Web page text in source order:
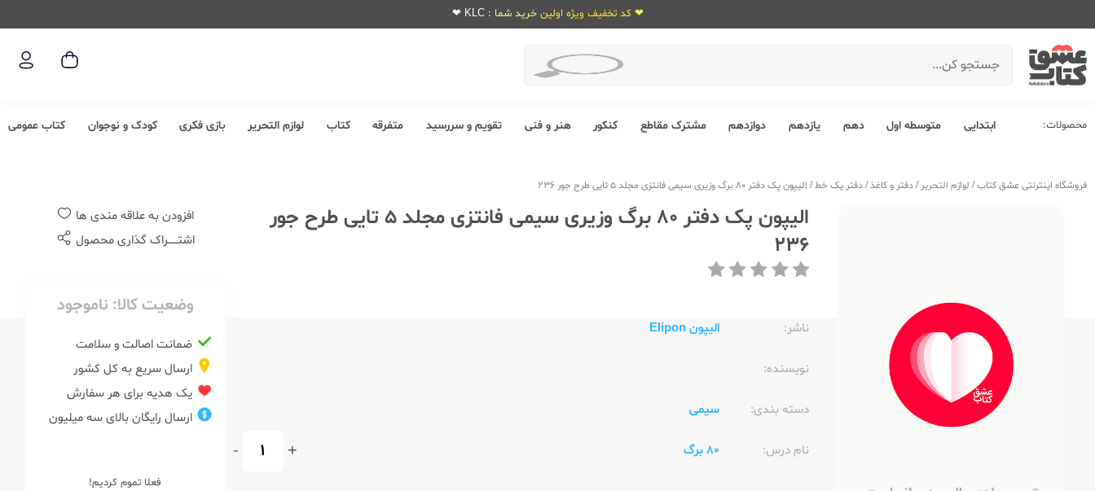
❤ کد تخفیف ویژه اولین خرید شما : KLC ❤
محصولات: ابتدایی متوسطه اول دهم یازدهم دوازدهم مشترک مقاطع کنکور هنر و فنی تقویم و سررسید متفرقه کتاب لوازم التحریر بازی فکری کودک و نوجوان کتاب عمومی
فروشگاه اینترنتی عشق کتاب/ لوازم التحریر /دفتر و کاغذ/دفتر یک خط/ الیپون پک دفتر 80 برگ وزیری سیمی فانتزی مجلد 5 تایی طرح جور 236
الیپون پک دفتر 80 برگ وزیری سیمی فانتزی مجلد 5 تایی طرح جور
236
ناشر:‌ الیپون Elipon
نویسنده:‌
دسته بندی: سیمی
نام درس: 80 برگ +
-
افزودن به علاقه مندی ها
اشتــــــراک گذاری محصول
وضعیت کالا: ناموجود
ضمانت اصالت و سلامت
ارسال سریع به کل کشور
یک هدیه برای هر سفارش
ارسال رایگان بالای سه میلیون
فعلا تموم کردیم!